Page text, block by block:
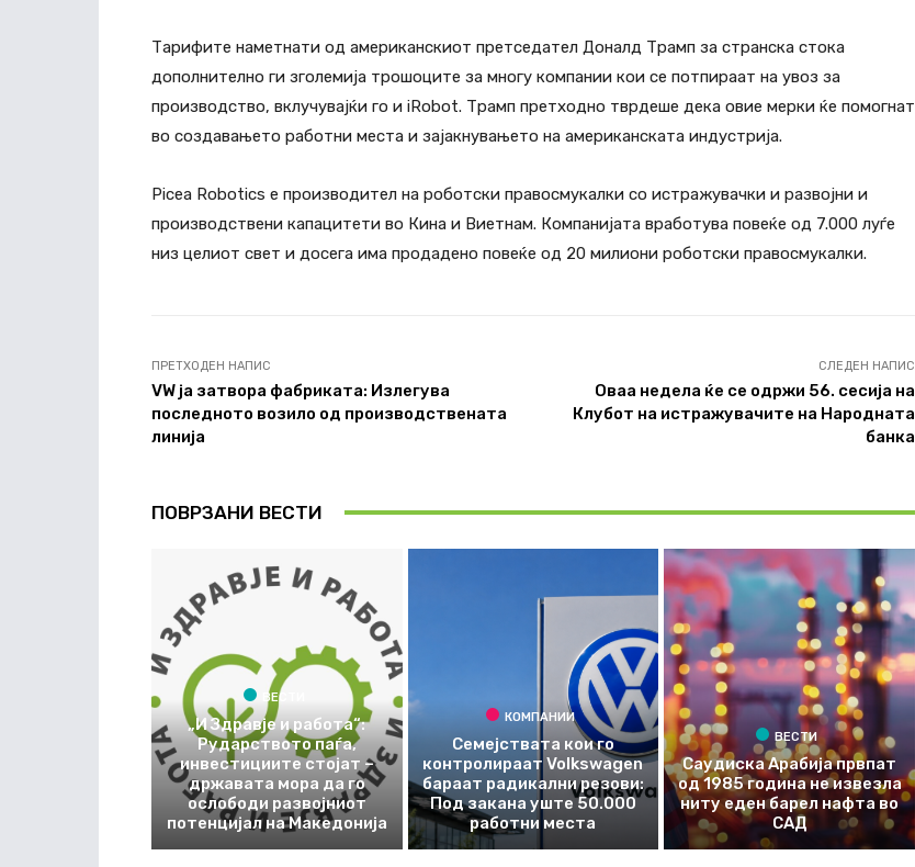
Тарифите наметнати од американскиот претседател Доналд Трамп за странска стока
дополнително ги зголемија трошоците за многу компании кои се потпираат на увоз за
производство, вклучувајќи го и iRobot. Трамп претходно тврдеше дека овие мерки ќе помогнат
во создавањето работни места и зајакнувањето на американската индустрија.
Picea Robotics е производител на роботски правосмукалки со истражувачки и развојни и
производствени капацитети во Кина и Виетнам. Компанијата вработува повеќе од 7.000 луѓе
низ целиот свет и досега има продадено повеќе од 20 милиони роботски правосмукалки.
ПРЕТХОДЕН НАПИС
VW ја затвора фабриката: Излегува
последното возило од производствената
линија
СЛЕДЕН НАПИС
Оваа недела ќе се одржи 56. сесија на
Клубот на истражувачите на Народната
банка
ПОВРЗАНИ ВЕСТИ
ВЕСТИ
„И Здравје и работа“:
Рударството паѓа,
инвестициите стојат –
државата мора да го
ослободи развојниот
потенцијал на Македонија
КОМПАНИИ
Семејствата кои го
контролираат Volkswagen
бараат радикални резови:
Под закана уште 50.000
работни места
ВЕСТИ
Саудиска Арабија првпат
од 1985 година не извезла
ниту еден барел нафта во
САД